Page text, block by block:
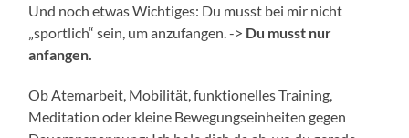
Und noch etwas Wichtiges: Du musst bei mir nicht
„sportlich“ sein, um anzufangen. -> Du musst nur
anfangen.
Ob Atemarbeit, Mobilität, funktionelles Training,
Meditation oder kleine Bewegungseinheiten gegen